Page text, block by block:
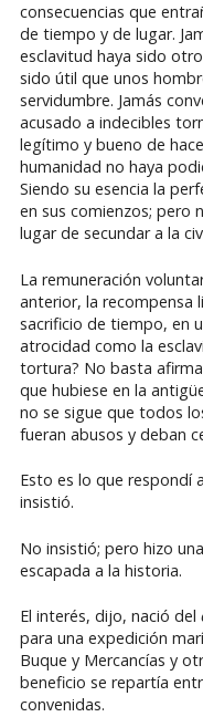
consecuencias que
de tiempo y de lugar.
esclavitud haya sido
sido útil que unos
servidumbre. Jamás
acusado a indecibles
legítimo y bueno de
humanidad no haya
Siendo su esencia la
en sus comienzos; pero
lugar de secundar a la
La remuneración
anterior, la recompensa
sacrificio de tiempo, en
atrocidad como la
tortura? No basta
que hubiese en la
no se sigue que todos
fueran abusos y deban
Esto es lo que respondí
insistió.
No insistió; pero hizo
escapada a la historia.
El interés, dijo, nació del
para una expedición
Buque y Mercancías y
beneficio se repartía
convenidas.